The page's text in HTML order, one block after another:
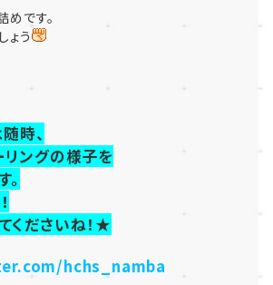
めです。
ょう
時、
ングの様子を
。
くださいね！★
hchs_namba